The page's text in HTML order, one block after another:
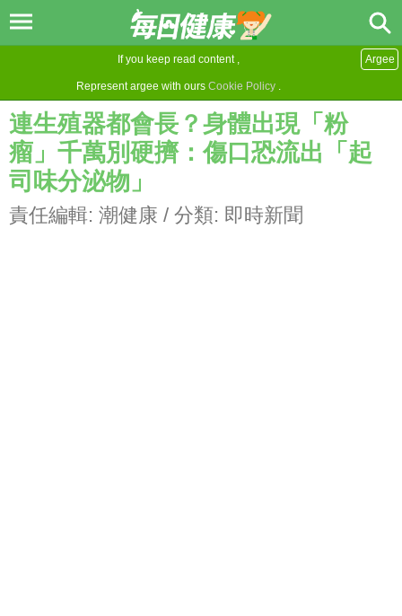
If you keep read content ,
Represent argee with ours Cookie Policy .
Argee
連生殖器都會長？身體出現「粉
瘤」千萬別硬擠：傷口恐流出「起
司味分泌物」
責任編輯: 潮健康 / 分類: 即時新聞